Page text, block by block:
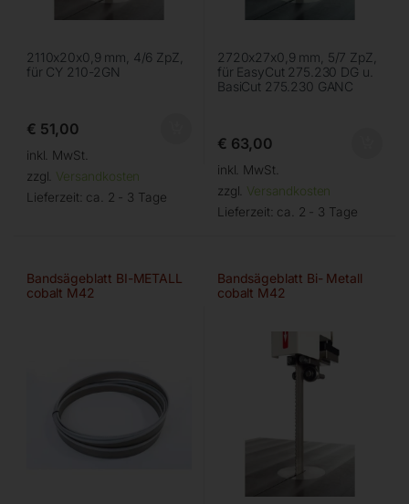
2110x20x0,9 mm, 4/6 ZpZ,
für CY 210-2GN
€ 51,00
inkl. MwSt.
zzgl. Versandkosten
Lieferzeit: ca. 2 - 3 Tage
2720x27x0,9 mm, 5/7 ZpZ,
für EasyCut 275.230 DG u.
BasiCut 275.230 GANC
€ 63,00
inkl. MwSt.
zzgl. Versandkosten
Lieferzeit: ca. 2 - 3 Tage
Bandsägeblatt BI-METALL
cobalt M42
Bandsägeblatt Bi- Metall
cobalt M42